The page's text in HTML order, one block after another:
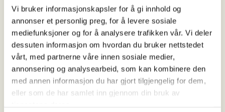
Vi bruker informasjonskapsler for å gi innhold og
annonser et personlig preg, for å levere sosiale
mediefunksjoner og for å analysere trafikken vår. Vi deler
dessuten informasjon om hvordan du bruker nettstedet
vårt, med partnerne våre innen sosiale medier,
annonsering og analysearbeid, som kan kombinere den
med annen informasjon du har gjort tilgjengelig for dem,
eller som de har samlet inn gjennom din bruk av
Vi er glade for å kunngjøre vår kommende introjakt
på hare og rype, arrangert av IBJFF. Dette er en
flott mulighet for unge jegere både jenter og
gutter til å være med på opplæring og erfaring i
jakt på disse spennende viltartene.
Sted: Sagelvaten